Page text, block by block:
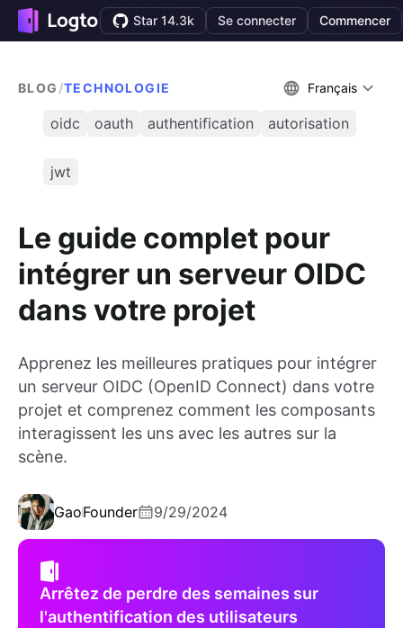
Star 14.3k Se connecter Commencer
BLOG /TECHNOLOGIE Français
oidc oauth authentification autorisation
jwt
Le guide complet pour
intégrer un serveur OIDC
dans votre projet
Apprenez les meilleures pratiques pour intégrer
un serveur OIDC (OpenID Connect) dans votre
projet et comprenez comment les composants
interagissent les uns avec les autres sur la
scène.
GaoFounder 9/29/2024
Arrêtez de perdre des semaines sur
l'authentification des utilisateurs